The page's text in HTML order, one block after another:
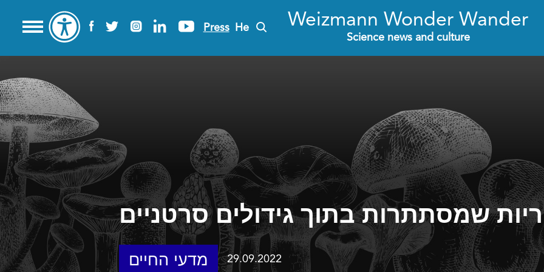
Press He Weizmann Wonder Wander
Science news and culture
שמסתתרות בתוך גידולים סרטניים
מדעי החיים 29.09.2022